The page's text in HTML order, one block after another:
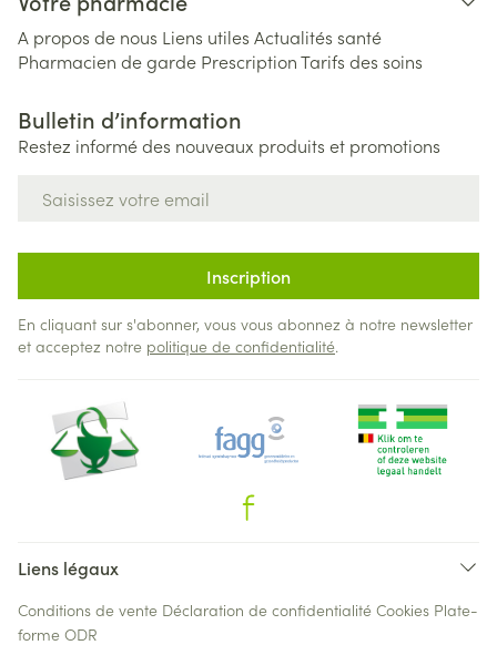
A propos de nous Liens utiles Actualités santé
Pharmacien de garde PrescriptionTarifs des soins
Bulletin d’information
Restez informé des nouveaux produits et promotions
Inscription
En cliquant sur s'abonner, vous vous abonnez à notre newsletter
et acceptez notre politique de confidentialité.
Liens légaux
Conditions de vente Déclaration de confidentialité Cookies Plate-
forme ODR